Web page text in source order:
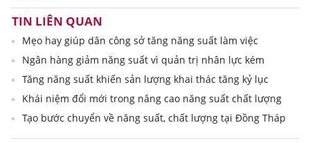
TIN LIÊN QUAN
Mẹo hay giúp dân công sở tăng năng suất làm việc
Ngân hàng giảm năng suất vì quản trị nhân lực kém
Tăng năng suất khiến sản lượng khai thác tăng kỷ lục
Khái niệm đổi mới trong nâng cao năng suất chất lượng
Tạo bước chuyển về năng suất, chất lượng tại Đồng Tháp